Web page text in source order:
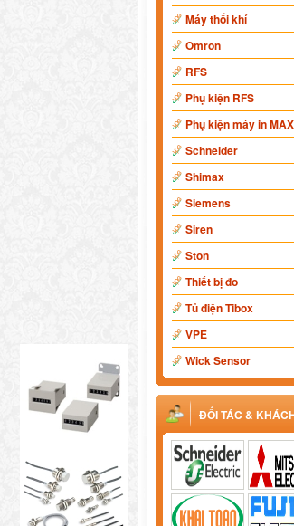
Máy thổi khí
Omron
RFS
Phụ kiện RFS
Phụ kiện máy in MAX
Schneider
Shimax
Siemens
Siren
Ston
Thiết bị đo
Tủ điện Tibox
VPE
Wick Sensor
ĐỐI TÁC &